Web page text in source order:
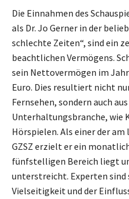
Die Einnahmen des
als Dr. Jo Gerner in der
schlechte Zeiten“, sind ein
beachtlichen Vermögens.
sein Nettovermögen im
Euro. Dies resultiert nicht
Fernsehen, sondern auch
Unterhaltungsbranche, wie
Hörspielen. Als einer der
GZSZ erzielt er ein
fünfstelligen Bereich liegt
unterstreicht. Experten sind
Vielseitigkeit und der